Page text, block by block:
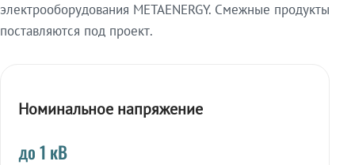
электрооборудования METAENERGY. Смежные продукты
поставляются под проект.
Номинальное напряжение
до 1 кВ